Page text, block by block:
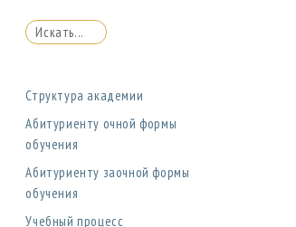
Структура академии
Абитуриенту очной формы
обучения
Абитуриенту заочной формы
обучения
Учебный процесс